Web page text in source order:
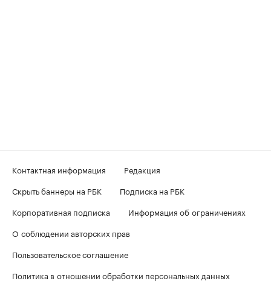
Контактная информация
Редакция
Скрыть баннеры на РБК
Подписка на РБК
Корпоративная подписка
Информация об ограничениях
О соблюдении авторских прав
Пользовательское соглашение
Политика в отношении обработки персональных данных